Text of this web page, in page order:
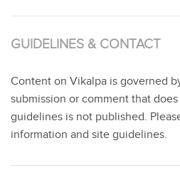
GUIDELINES & CONTACT
Content on Vikalpa is governed
submission or comment that
guidelines is not published.
information and site guidelines.